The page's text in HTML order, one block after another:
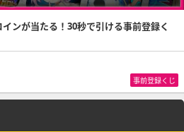
ンが当たる！30秒で引ける事前登録く
事前登録くじ